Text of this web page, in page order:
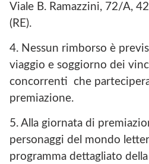
Viale B. Ramazzini, 72/A,
(RE).
4. Nessun rimborso è
viaggio e soggiorno dei
concorrenti che
premiazione.
5. Alla giornata di
personaggi del mondo
programma dettagliato